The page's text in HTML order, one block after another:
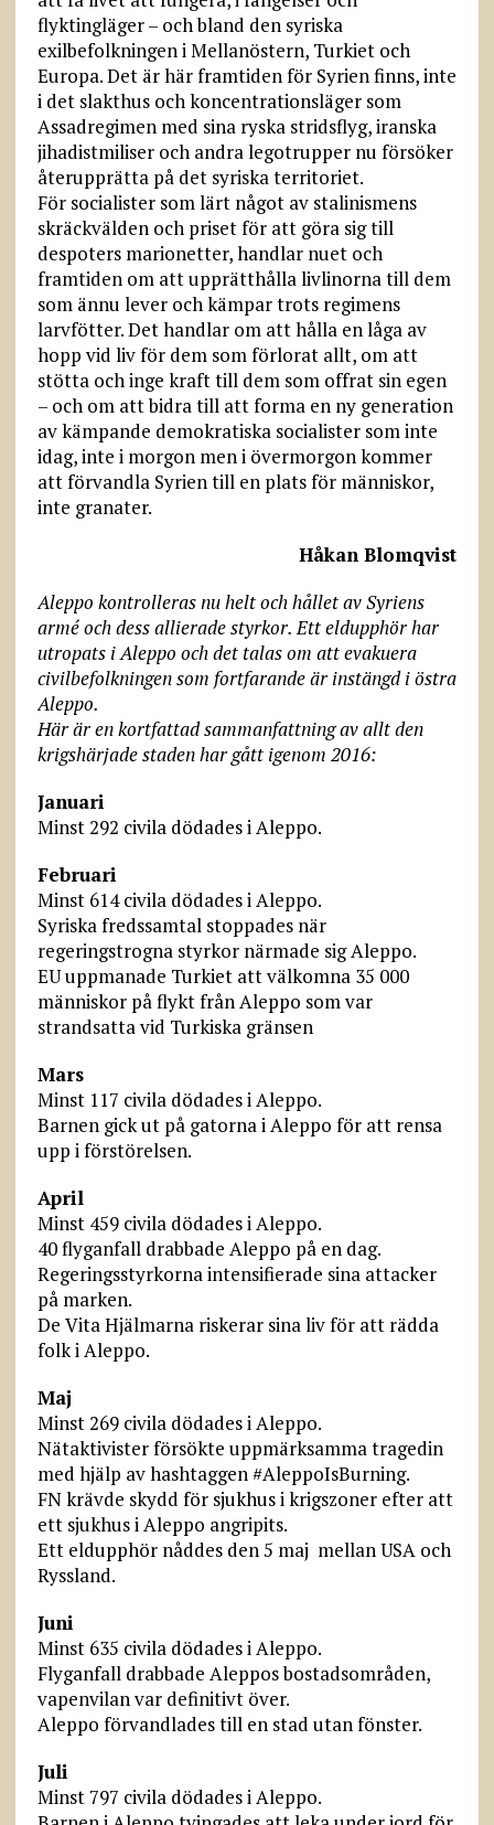
flyktingläger – och bland den syriska
exilbefolkningen i Mellanöstern, Turkiet och
Europa. Det är här framtiden för Syrien finns, inte
i det slakthus och koncentrationsläger som
Assadregimen med sina ryska stridsflyg, iranska
jihadistmiliser och andra legotrupper nu försöker
återupprätta på det syriska territoriet.
För socialister som lärt något av stalinismens
skräckvälden och priset för att göra sig till
despoters marionetter, handlar nuet och
framtiden om att upprätthålla livlinorna till dem
som ännu lever och kämpar trots regimens
larvfötter. Det handlar om att hålla en låga av
hopp vid liv för dem som förlorat allt, om att
stötta och inge kraft till dem som offrat sin egen
– och om att bidra till att forma en ny generation
av kämpande demokratiska socialister som inte
idag, inte i morgon men i övermorgon kommer
att förvandla Syrien till en plats för människor,
inte granater.
Håkan Blomqvist
Aleppo kontrolleras nu helt och hållet av Syriens
armé och dess allierade styrkor. Ett eldupphör har
utropats i Aleppo och det talas om att evakuera
civilbefolkningen som fortfarande är instängd i östra
Aleppo.
Här är en kortfattad sammanfattning av allt den
krigshärjade staden har gått igenom 2016:
Januari
Minst 292 civila dödades i Aleppo.
Februari
Minst 614 civila dödades i Aleppo.
Syriska fredssamtal stoppades när
regeringstrogna styrkor närmade sig Aleppo.
EU uppmanade Turkiet att välkomna 35 000
människor på flykt från Aleppo som var
strandsatta vid Turkiska gränsen
Mars
Minst 117 civila dödades i Aleppo.
Barnen gick ut på gatorna i Aleppo för att rensa
upp i förstörelsen.
April
Minst 459 civila dödades i Aleppo.
40 flyganfall drabbade Aleppo på en dag.
Regeringsstyrkorna intensifierade sina attacker
på marken.
De Vita Hjälmarna riskerar sina liv för att rädda
folk i Aleppo.
Maj
Minst 269 civila dödades i Aleppo.
Nätaktivister försökte uppmärksamma tragedin
med hjälp av hashtaggen #AleppoIsBurning.
FN krävde skydd för sjukhus i krigszoner efter att
ett sjukhus i Aleppo angripits.
Ett eldupphör nåddes den 5 maj mellan USA och
Ryssland.
Juni
Minst 635 civila dödades i Aleppo.
Flyganfall drabbade Aleppos bostadsområden,
vapenvilan var definitivt över.
Aleppo förvandlades till en stad utan fönster.
Juli
Minst 797 civila dödades i Aleppo.